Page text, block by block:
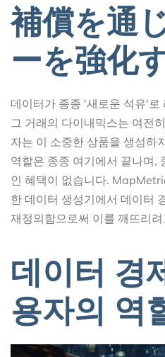
補償を通
ーを強化
데이터가 종종 '새로운 석유'로
그 거래의 다이내믹스는 여전
자는 이 소중한 상품을 생성하
역할은 종종 여기에서 끝나며,
인 혜택이 없습니다.
한 데이터 생성기에서 데이터
재정의함으로써 이를 깨뜨리
데이터 경
용자의 역